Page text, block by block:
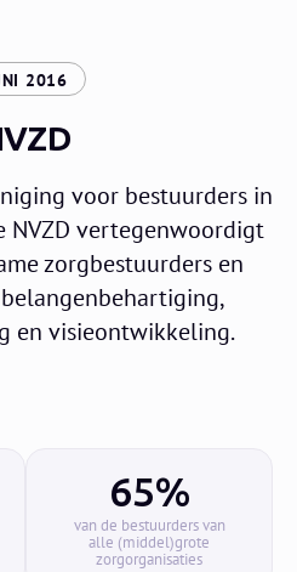
2016:
voor bestuurders in
NVZD vertegenwoordigt
zorgbestuurders en
en visieontwikkeling.
65%
van de bestuurders van
alle (middel)grote
zorgorganisaties